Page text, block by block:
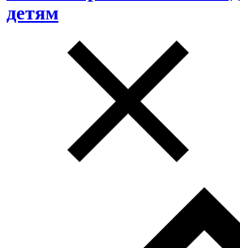
детям